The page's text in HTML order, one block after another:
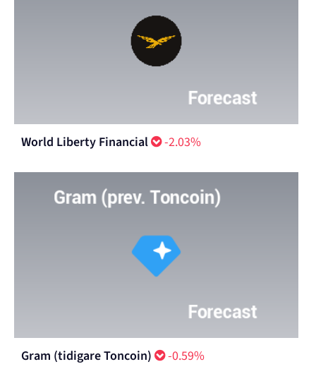
World Liberty Financial -2.03%
Gram (tidigare Toncoin) -0.59%